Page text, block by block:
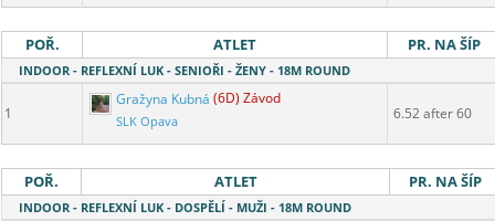
POŘ. ATLET PR. NA ŠÍP
INDOOR - REFLEXNÍ LUK - SENIOŘI - ŽENY - 18M ROUND
1
Gražyna Kubná (6D) Závod
SLK Opava 6.52 after 60
POŘ. ATLET PR. NA ŠÍP
INDOOR - REFLEXNÍ LUK - DOSPĚLÍ - MUŽI - 18M ROUND